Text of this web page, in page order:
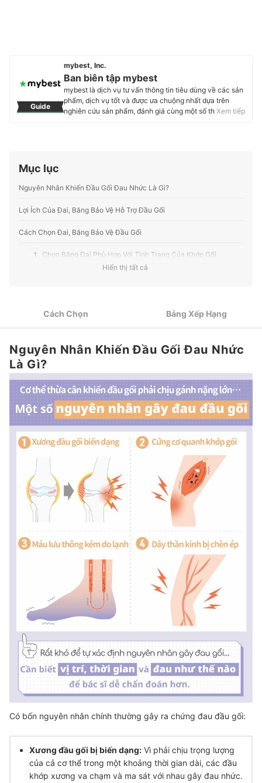
Guide
mybest, Inc.
Ban biên tập mybest
mybest là dịch vụ tư vấn thông tin tiêu dùng về các sản
phẩm, dịch vụ tốt và được ưa chuộng nhất dựa trên
nghiên cứu sản phẩm, đánh giá cùng một số thực
Profile của Ban biên tập mybest
Xem tiếp
Mục lục
Nguyên Nhân Khiến Đầu Gối Đau Nhức Là Gì?
Lợi Ích Của Đai, Băng Bảo Vệ Hỗ Trợ Đầu Gối
Cách Chọn Đai, Băng Bảo Vệ Đầu Gối
1 Chọn Băng Đai Phù Hợp Với Tình Trạng Của Khớp Gối
Chọn Loại Băng Bảo Vệ Có Tính Năng Thoáng Khí Cho Người
Dễ Đổ Mồ Hôi
Dụng Hằng Ngày
Top 10 Đai, Băng Bảo Vệ và Hỗ Trợ Đầu Gối tốt nhất hiện nay
Làm Thế Nào Để Đeo Băng Bảo Vệ Đầu Gối Đúng Cách?
Duy Trì Sử Dụng Hàng Ngày Kết Hợp Thư Giãn Cơ Bắp
Các Câu Hỏi Thường Gặp - Tư Vấn Bởi Bác Sĩ Phạm Trung Chánh
Một Số Vật Dụng Cần Thiết Khác
Hiển thị tất cả
Cách Chọn Bảng Xếp Hạng
Nguyên Nhân Khiến Đầu Gối Đau Nhức
Là Gì?
Có bốn nguyên nhân chính thường gây ra chứng đau đầu gối:
Xương đầu gối bị biến dạng: Vì phải chịu trọng lượng
của cả cơ thể trong một khoảng thời gian dài, các đầu
khớp xương va chạm và ma sát với nhau gây đau nhức.